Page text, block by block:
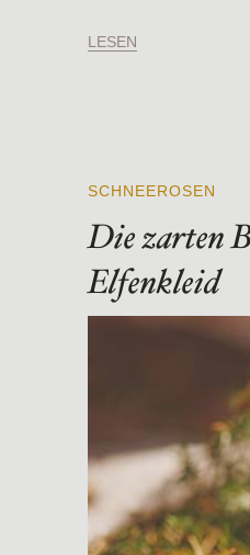
LESEN
SCHNEEROSEN
Die zarten
Elfenkleid